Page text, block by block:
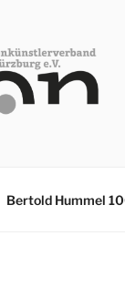
Bertold Hummel